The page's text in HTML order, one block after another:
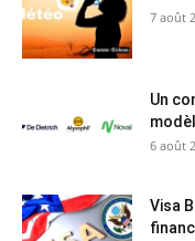
7 août
Un
6 août
Visa